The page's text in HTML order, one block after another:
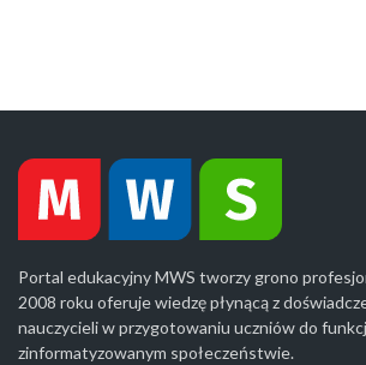
Portal edukacyjny MWS tworzy grono
2008 roku oferuje wiedzę płynącą z
nauczycieli w przygotowaniu uczniów do
zinformatyzowanym społeczeństwie.